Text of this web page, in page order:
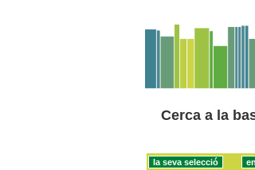
Cerca a la